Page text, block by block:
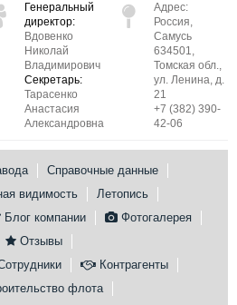
Изделия
Материалы
Услуги
Флот
Галерея флота
Форум
Отзывы
Все службы
Генеральный
директор:
Вдовенко
Николай
Владимирович
Секретарь:
Тарасенко
Анастасия
Александровна
Адрес:
Россия,
Самусь
634501,
Томская обл.,
ул. Ленина, д.
21
+7 (382) 390-
42-06
Справочные данные
видимость
Летопись
Блог компании
Фотогалерея
Отзывы
Контрагенты
флота